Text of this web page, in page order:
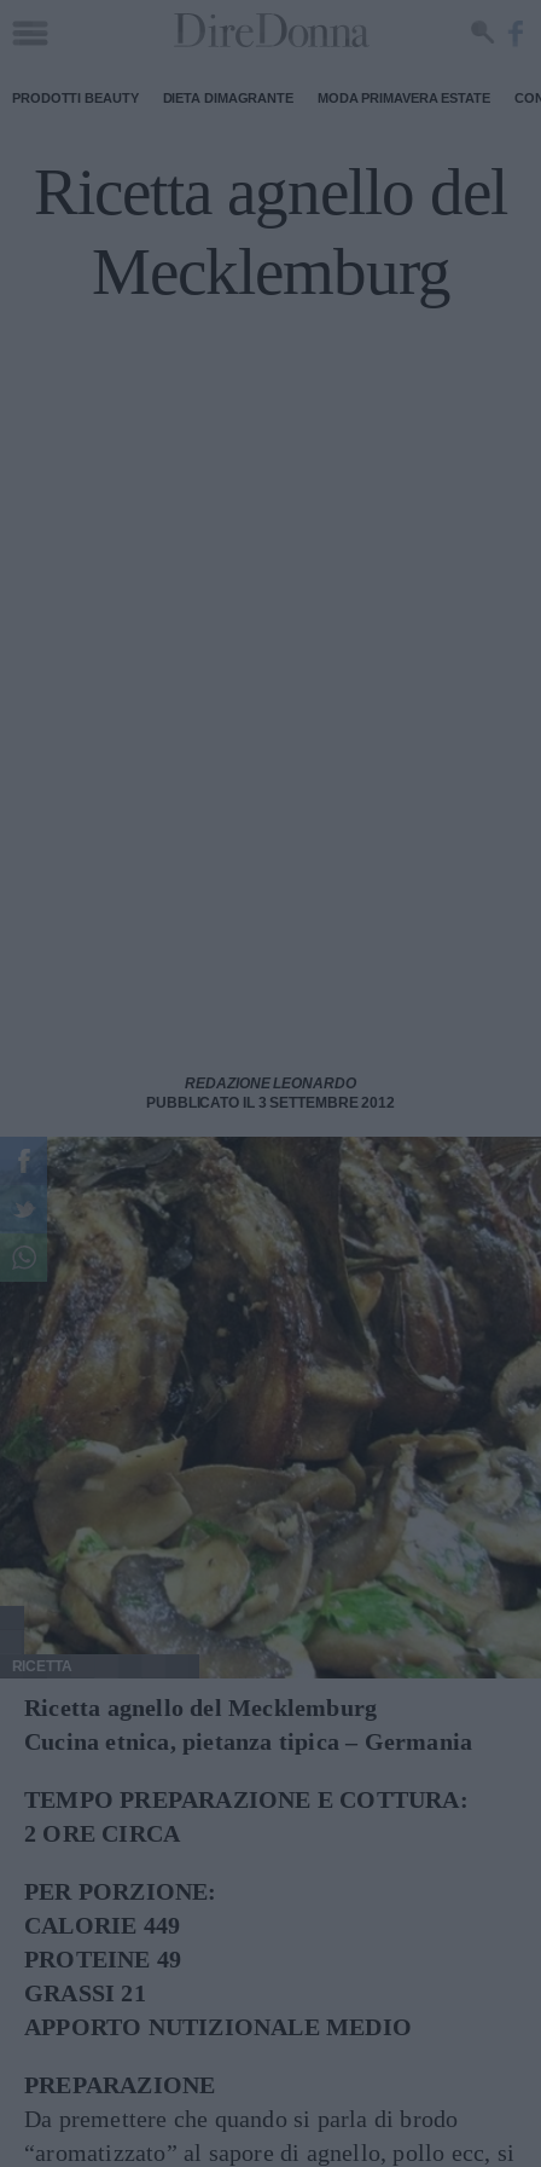
PRODOTTI BEAUTY DIETA DIMAGRANTE MODA PRIMAVERA ESTATE
Ricetta agnello del
Mecklemburg
REDAZIONE LEONARDO
PUBBLICATO IL 3 SETTEMBRE 2012
RICETTA
Ricetta agnello del Mecklemburg
Cucina etnica, pietanza tipica – Germania
TEMPO PREPARAZIONE E COTTURA:
2 ORE CIRCA
PER PORZIONE:
CALORIE 449
PROTEINE 49
GRASSI 21
APPORTO NUTIZIONALE MEDIO
PREPARAZIONE
Da premettere che quando si parla di brodo
“aromatizzato” al sapore di agnello, pollo ecc, si